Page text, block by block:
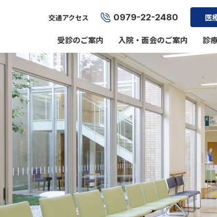
交通アクセス 0979-22-2480 医
受診のご案内 入院・面会のご案内 診